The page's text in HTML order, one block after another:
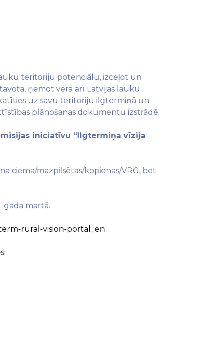
teritoriju potenciālu, izceļot un
ņemot vērā arī Latvijas lauku
uz savu teritoriju ilgtermiņā un
plānošanas dokumentu izstrādē.
iniciatīvu “Ilgtermiņa vīzija
ciema/mazpilsētas/kopienas/VRG, bet
gada martā.
rural-vision-portal_en